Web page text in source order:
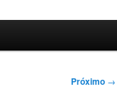
Próximo →